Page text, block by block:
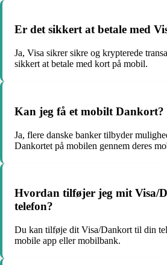
Er det sikkert at betale med
Ja, Visa sikrer sikre og krypterede
sikkert at betale med kort på mobil.
Kan jeg få et mobilt Dankort?
Ja, flere danske banker tilbyder
Dankortet på mobilen gennem deres
Hvordan tilføjer jeg mit Visa/
telefon?
Du kan tilføje dit Visa/Dankort til din
mobile app eller mobilbank.